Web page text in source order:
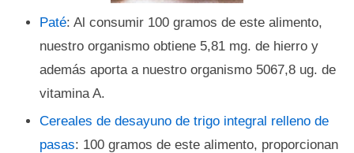
Paté: Al consumir 100 gramos de este alimento,
nuestro organismo obtiene 5,81 mg. de hierro y
además aporta a nuestro organismo 5067,8 ug. de
vitamina A.
Cereales de desayuno de trigo integral relleno de
pasas: 100 gramos de este alimento, proporcionan